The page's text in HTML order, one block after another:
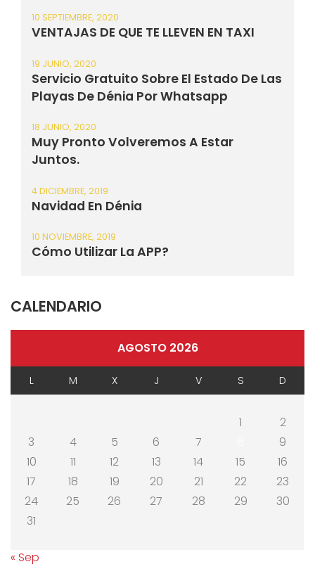
VENTAJAS DE QUE TE LLEVEN EN TAXI
10 SEPTIEMBRE, 2020
Servicio Gratuito Sobre El Estado De Las
Playas De Dénia Por Whatsapp
19 JUNIO, 2020
Muy Pronto Volveremos A Estar
Juntos.
18 JUNIO, 2020
Navidad En Dénia
4 DICIEMBRE, 2019
Cómo Utilizar La APP?
10 NOVIEMBRE, 2019
CALENDARIO
AGOSTO 2026
L M X J V S D
1
2
3
4 5 6 7
9
10
11 12 13 14 15
16
17
18 19 20 21 22
23
24
25 26 27 28 29
30
31
« Sep